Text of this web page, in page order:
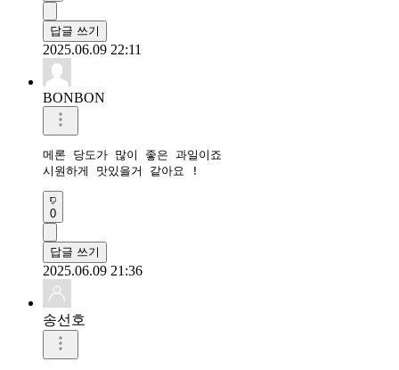
답글 쓰기
2025.06.09 22:11
BONBON
메론 당도가 많이 좋은 과일이죠
시원하게 맛있을거 같아요 !
0
답글 쓰기
2025.06.09 21:36
송선호